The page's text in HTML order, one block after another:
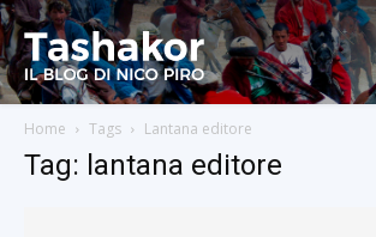
Home Tags Lantana editore
Tag: lantana editore